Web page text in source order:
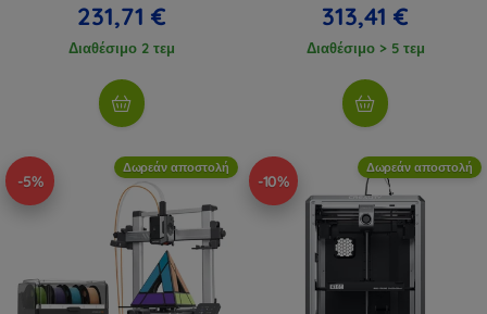
231,71 €
Διαθέσιμο 2 τεμ
313,41 €
Διαθέσιμο > 5 τεμ
-5%
Δωρεάν αποστολή
-10%
Δωρεάν αποστολή